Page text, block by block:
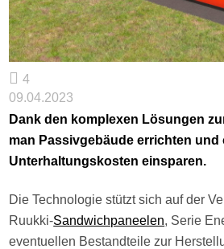
4
09.04.2023
Dank den komplexen Lösungen
man Passivgebäude errichten und
Unterhaltungskosten einsparen.
Die Technologie stützt sich auf der
Ruukki-Sandwichpaneelen, Serie
eventuellen Bestandteile zur